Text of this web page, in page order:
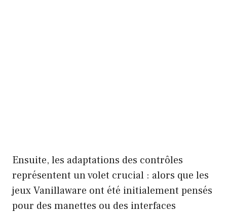
Ensuite, les adaptations des contrôles
représentent un volet crucial : alors que les
jeux Vanillaware ont été initialement pensés
pour des manettes ou des interfaces